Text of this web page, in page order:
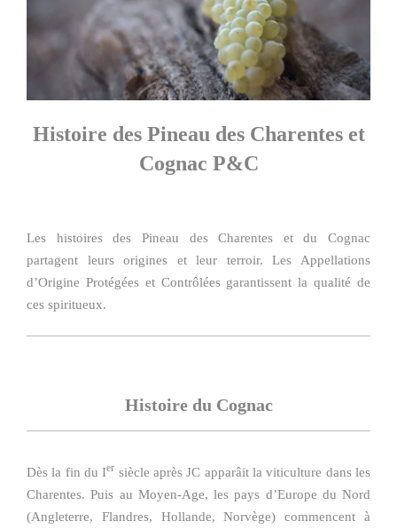
Histoire des Pineau des Charentes et
Cognac P&C
Les histoires des Pineau des Charentes et du Cognac
partagent leurs origines et leur terroir. Les Appellations
d’Origine Protégées et Contrôlées garantissent la qualité de
ces spiritueux.
Histoire du Cognac
Dès la fin du Ier siècle après JC apparâit la viticulture dans les
Charentes. Puis au Moyen-Age, les pays d’Europe du Nord
(Angleterre, Flandres, Hollande, Norvège) commencent à